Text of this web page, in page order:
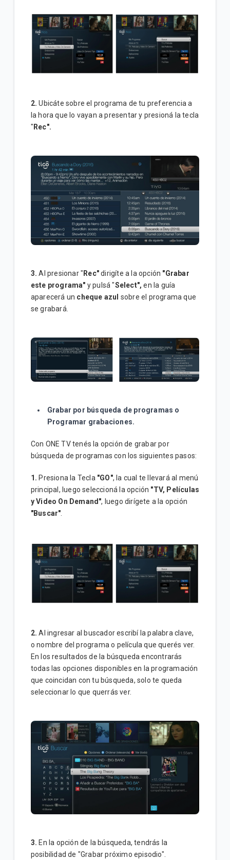
2. Ubicáte sobre el programa de tu preferencia a
la hora que lo vayan a presentar y presioná la tecla
" Rec".
3. Al presionar " Rec"dirigíte a la opción "Grabar
este programa" y pulsá "Select",en la guía
aparecerá un cheque azul sobre el programa que
se grabará.
Grabar por búsqueda de programas o
Programar grabaciones.
Con ONE TV tenés la opción de grabar por
búsqueda de programas con los siguientes pasos:
1. Presiona la Tecla "GO", la cual te llevará al menú
principal, luego seleccioná la opción "TV, Películas
y Video On Demand", luego dirígete a la opción
"Buscar"
2. Al ingresar al buscador escribí la palabra clave,
o nombre del programa o película que querés ver.
En los resultados de la búsqueda encontrarás
todas las opciones disponibles en la programación
que coincidan con tu búsqueda, solo te queda
seleccionar lo que querrás ver.
3. En la opción de la búsqueda, tendrás la
posibilidad de "Grabar próximo episodio".